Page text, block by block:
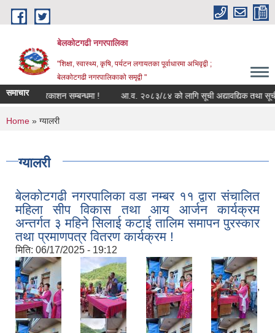
Skip to main content
बेलकोटगढी नगरपालिका
"शिक्षा, स्वास्थ्य, कृषि, पर्यटन लगायतका पूर्वाधारमा अभिवृद्वी ;
बेलकोटगढी नगरपालिकाको समृद्वी "
समाचार
प्रकाशन सम्बन्धमा ! आ.व. २०८३/८४ को लागि सूची अद्यावद्यिक तथा सूचीकृत
You are here
Home » ग्यालरी
ग्यालरी
बेलकोटगढी नगरपालिका वडा नम्बर ११ द्वारा संचालित
महिला सीप विकास तथा आय आर्जन कार्यक्रम
अन्तर्गत ३ महिने सिलाई कटाई तालिम समापन पुरस्कार
तथा प्रमाणपत्र वितरण कार्यक्रम !
मिति: 06/17/2025 - 19:12
, , , ,